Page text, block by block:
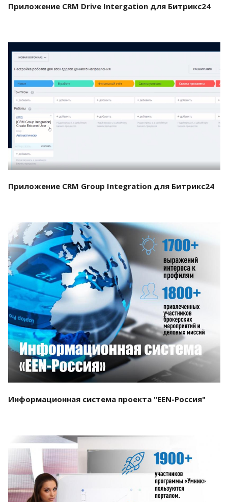
Приложение CRM Drive Intergation для Битрикс24
Смотреть проект
Приложение CRM Group Integration для Битрикс24
Смотреть проект
Информационная система проекта "EEN-Россия"